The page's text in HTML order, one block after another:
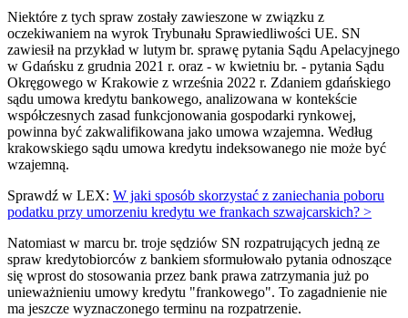
Niektóre z tych spraw zostały zawieszone w związku z
oczekiwaniem na wyrok Trybunału Sprawiedliwości UE. SN
zawiesił na przykład w lutym br. sprawę pytania Sądu Apelacyjnego
w Gdańsku z grudnia 2021 r. oraz - w kwietniu br. - pytania Sądu
Okręgowego w Krakowie z września 2022 r. Zdaniem gdańskiego
sądu umowa kredytu bankowego, analizowana w kontekście
współczesnych zasad funkcjonowania gospodarki rynkowej,
powinna być zakwalifikowana jako umowa wzajemna. Według
krakowskiego sądu umowa kredytu indeksowanego nie może być
wzajemną.
Sprawdź w LEX: W jaki sposób skorzystać z zaniechania poboru
podatku przy umorzeniu kredytu we frankach szwajcarskich? >
Natomiast w marcu br. troje sędziów SN rozpatrujących jedną ze
spraw kredytobiorców z bankiem sformułowało pytania odnoszące
się wprost do stosowania przez bank prawa zatrzymania już po
unieważnieniu umowy kredytu "frankowego". To zagadnienie nie
ma jeszcze wyznaczonego terminu na rozpatrzenie.